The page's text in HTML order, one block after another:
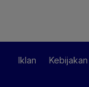
Iklan